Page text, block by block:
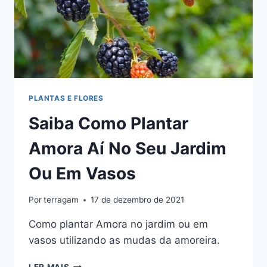
PLANTAS E FLORES
Saiba Como Plantar
Amora Aí No Seu Jardim
Ou Em Vasos
Porterragam 17 de dezembro de 2021
Como plantar Amora no jardim ou em
vasos utilizando as mudas da amoreira.
SAIBA